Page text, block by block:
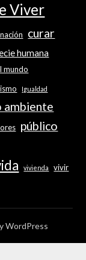
Viver
curar
humana
mundo
Igualdad
ambiente
público
vivienda vivir
y WordPress